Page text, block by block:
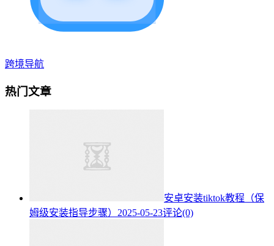
跨境导航
热门文章
安卓安装tiktok教程（保
姆级安装指导步骤） 2025-05-23评论(0)